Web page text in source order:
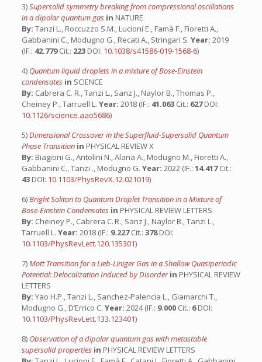
3)Supersolid symmetry breaking from compressional oscillations
in a dipolar quantum gas in NATURE
By: Tanzi L., Roccuzzo S.M., Lucioni E., Famà F., Fioretti A.,
Gabbanini C., Modugno G., Recati A., Stringari S. Year: 2019
(IF.: 42.779Cit.: 223 DOI: 10.1038/s41586-019-1568-6)
4) Quantum liquid droplets in a mixture of Bose-Einstein
condensates in SCIENCE
By: Cabrera C. R., Tanzi L., Sanz J., Naylor B., Thomas P.,
Cheiney P., Tarruell L. Year: 2018 (IF.: 41.063 Cit.: 627DOI:
10.1126/science.aao5686)
5)Dimensional Crossover in the Superfluid-Supersolid Quantum
Phase Transition in PHYSICAL REVIEW X
By: Biagioni G., Antolini N., Alana A., Modugno M., Fioretti A.,
Gabbanini C., Tanzi ., Modugno G. Year: 2022 (IF.: 14.417Cit.:
43 DOI: 10.1103/PhysRevX.12.021019)
6)Bright Soliton to Quantum Droplet Transition in a Mixture of
Bose-Einstein Condensates in PHYSICAL REVIEW LETTERS
By: Cheiney P., Cabrera C. R., Sanz J., Naylor B., Tanzi L.,
Tarruell L. Year: 2018 (IF.: 9.227Cit.: 378DOI:
10.1103/PhysRevLett.120.135301)
7)Mott Transition for a Lieb-Liniger Gas in a Shallow Quasiperiodic
Potential: Delocalization Induced by Disorderin PHYSICAL REVIEW
LETTERS
By: Yao H.P., Tanzi L., Sanchez-Palencia L., Giamarchi T.,
Modugno G., D’Errico C. Year: 2024 (IF.: 9.000 Cit.: 6DOI:
10.1103/PhysRevLett.133.123401)
8) Observation of a dipolar quantum gas with metastable
supersolid properties in PHYSICAL REVIEW LETTERS